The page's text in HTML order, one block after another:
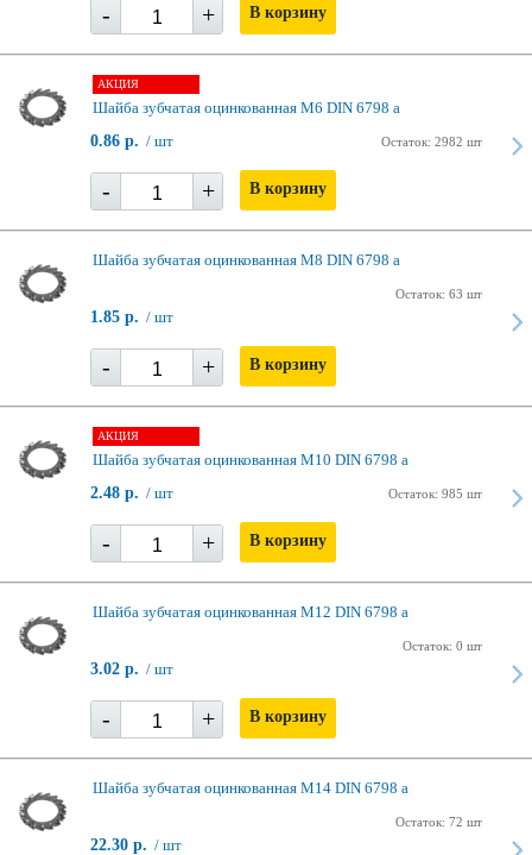
- + В корзину
АКЦИЯ
Шайба зубчатая оцинкованная М6 DIN 6798 a
Остаток: 2982 шт
0.86 р. / шт
- + В корзину
Шайба зубчатая оцинкованная М8 DIN 6798 a
Остаток: 63 шт
1.85 р. / шт
- + В корзину
АКЦИЯ
Шайба зубчатая оцинкованная М10 DIN 6798 a
Остаток: 985 шт
2.48 р. / шт
- + В корзину
Шайба зубчатая оцинкованная М12 DIN 6798 a
Остаток: 0 шт
3.02 р. / шт
- + В корзину
Шайба зубчатая оцинкованная М14 DIN 6798 a
Остаток: 72 шт
22.30 р. / шт